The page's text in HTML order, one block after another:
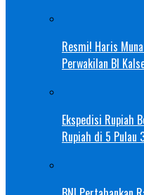
Resmi! Haris
Perwakilan BI
Ekspedisi Rupiah
Rupiah di 5 Pulau